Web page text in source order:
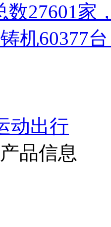
数27601 家
机60377
动出行
品信息